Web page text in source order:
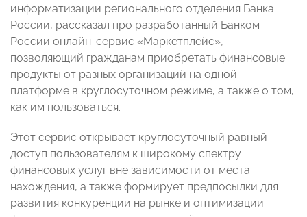
информатизации регионального отделения Банка
России, рассказал про разработанный Банком
России онлайн-сервис «Маркетплейс»,
позволяющий гражданам приобретать финансовые
продукты от разных организаций на одной
платформе в круглосуточном режиме, а также о том,
как им пользоваться.
Этот сервис открывает круглосуточный равный
доступ пользователям к широкому спектру
финансовых услуг вне зависимости от места
нахождения, а также формирует предпосылки для
развития конкуренции на рынке и оптимизации